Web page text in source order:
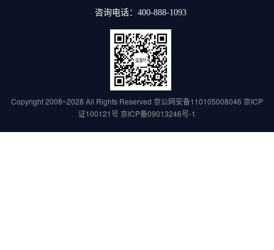
咨询电话：400-888-1093
Copyright 2008~2028 All Rights Reserved 京公网安备110105008046 京ICP
证100121号 京ICP备09013246号-1